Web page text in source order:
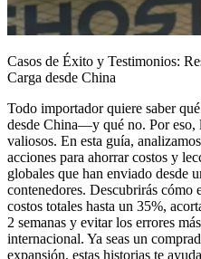
Casos de Éxito y Testimonios:
Carga desde China
Todo importador quiere saber
desde China—y qué no. Por eso,
valiosos. En esta guía,
acciones para ahorrar costos y
globales que han enviado desde
contenedores. Descubrirás cómo
costos totales hasta un 35%,
2 semanas y evitar los errores
internacional. Ya seas un
expansión, estas historias te